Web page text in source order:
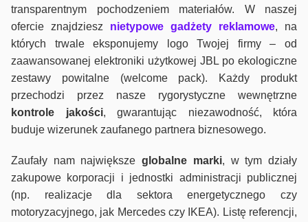
transparentnym pochodzeniem materiałów. W naszej
ofercie znajdziesz nietypowe gadżety reklamowe, na
których trwale eksponujemy logo Twojej firmy – od
zaawansowanej elektroniki użytkowej JBL po ekologiczne
zestawy powitalne (welcome pack). Każdy produkt
przechodzi przez nasze rygorystyczne wewnętrzne
kontrole jakości, gwarantując niezawodność, która
buduje wizerunek zaufanego partnera biznesowego.
Zaufały nam największeglobalne marki, w tym działy
zakupowe korporacji i jednostki administracji publicznej
(np. realizacje dla sektora energetycznego czy
motoryzacyjnego, jak Mercedes czy IKEA). Listę referencji,